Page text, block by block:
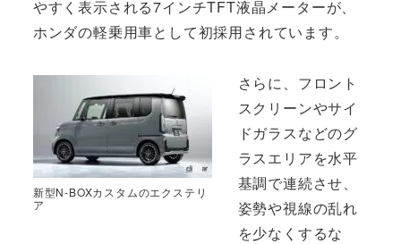
やすく表示される7インチTFT液晶メーターが、
ホンダの軽乗用車として初採用されています。
新型N-BOXカスタムのエクステリ
ア
さらに、フロント
スクリーンやサイ
ドガラスなどのグ
ラスエリアを水平
基調で連続させ、
姿勢や視線の乱れ
を少なくするな